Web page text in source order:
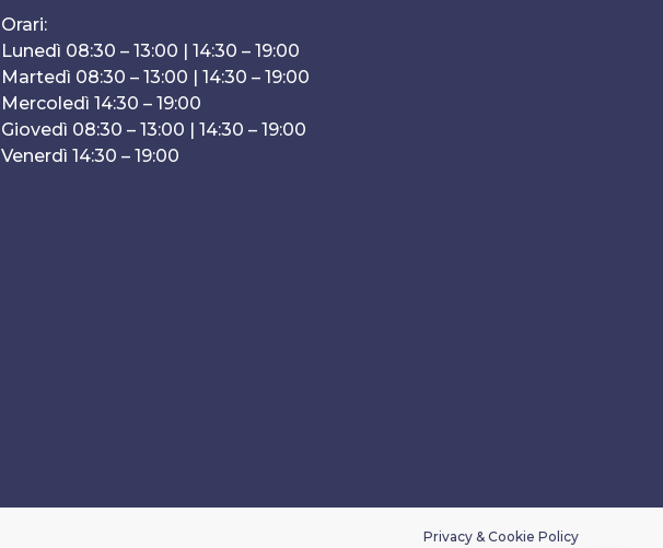
Orari:
Lunedì 08:30 – 13:00 | 14:30 – 19:00
Martedì 08:30 – 13:00 | 14:30 – 19:00
Mercoledì 14:30 – 19:00
Giovedì 08:30 – 13:00 | 14:30 – 19:00
Venerdì 14:30 – 19:00
Privacy & Cookie Policy